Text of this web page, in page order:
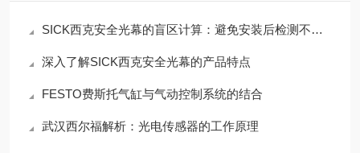
SICK西克安全光幕的盲区计算：避免安装后检测不到手指
深入了解SICK西克安全光幕的产品特点
FESTO费斯托气缸与气动控制系统的结合
武汉西尔福解析：光电传感器的工作原理